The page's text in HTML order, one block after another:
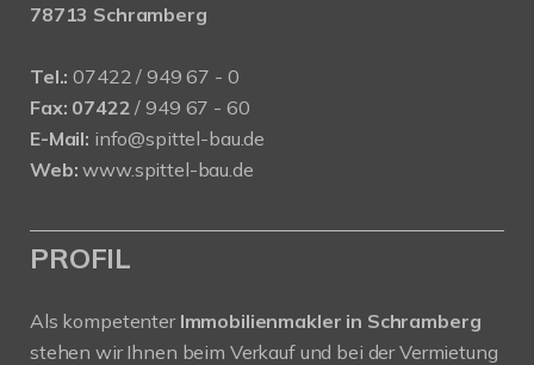
78713 Schramberg
Tel.: 07422 / 949 67 - 0
Fax: 07422 / 949 67 - 60
E-Mail: info@spittel-bau.de
Web: www.spittel-bau.de
PROFIL
Als kompetenter Immobilienmakler in Schramberg
stehen wir Ihnen beim Verkauf und bei der Vermietung